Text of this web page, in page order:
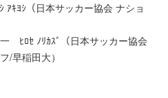
ﾖｼ（日本サッカー協会 ナショ
ﾋﾛｾ ﾉﾘｶｽﾞ（日本サッカー協会
/早稲田大）